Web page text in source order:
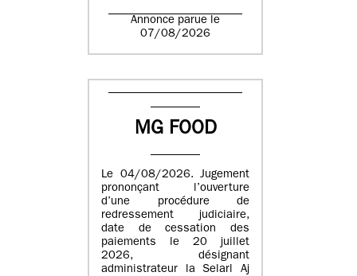
Annonce parue le
07/08/2026
MG FOOD
Le 04/08/2026. Jugement
prononçant l’ouverture
d’une procédure de
redressement judiciaire,
date de cessation des
paiements le 20 juillet
2026, désignant
administrateur la Selarl Aj